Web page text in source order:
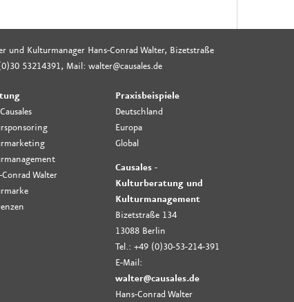
und Kulturmanager Hans-Conrad Walter, Bizetstraße
53214391, Mail: walter@causales.de
Conrad Walter
Praxisbeispiele
Deutschland
Europa
Global
Causales -
Kulturberatung und
Kulturmanagement
Bizetstraße 134
13088 Berlin
Tel.: +49 (0)30-53-214-391
E-Mail:
walter@causales.de
Hans-Conrad Walter